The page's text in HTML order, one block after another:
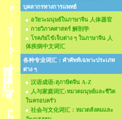
บุคลากรทางการแพทย์
อวัยวะมนุษย์ในภาษาจีน 人体器官
กายวิภาคศาสตร์ 解剖学
โรคภัยไข้เจ็บต่าง ๆ ในภาษาจีน 人
体疾病中文词汇
各种专业词汇：คำศัพท์เฉพาะประเภท
ต่าง ๆ
汉语成语:สุภาษิตจีน A-Z
人与家庭词汇:หมวดมนุษย์และชีวิต
ในครอบครัว
社会与文化词汇：หมวดสังคมและ